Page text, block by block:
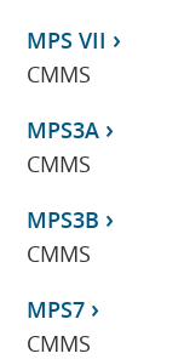
MPS VII
CMMS
MPS3A
CMMS
MPS3B
CMMS
MPS7
CMMS